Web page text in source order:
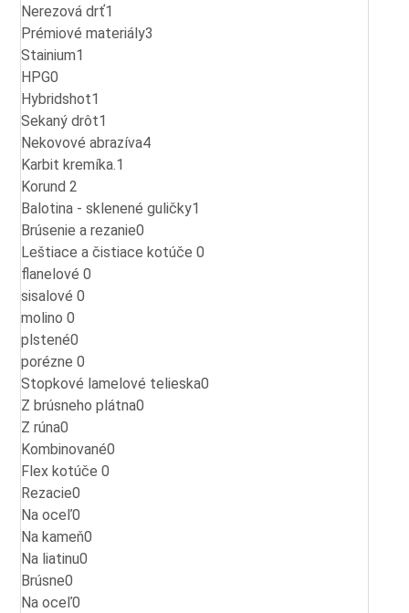
Nerezová drť1
Prémiové materiály3
Stainium1
HPG0
Hybridshot1
Sekaný drôt1
Nekovové abrazíva4
Karbit kremíka.1
Korund2
Balotina - sklenené guličky1
Brúsenie a rezanie0
Leštiace a čistiace kotúče0
flanelové0
sisalové0
molino0
plstené0
porézne0
Stopkové lamelové telieska0
Z brúsneho plátna0
Z rúna0
Kombinované0
Flex kotúče0
Rezacie0
Na oceľ0
Na kameň0
Na liatinu0
Brúsne0
Na oceľ0